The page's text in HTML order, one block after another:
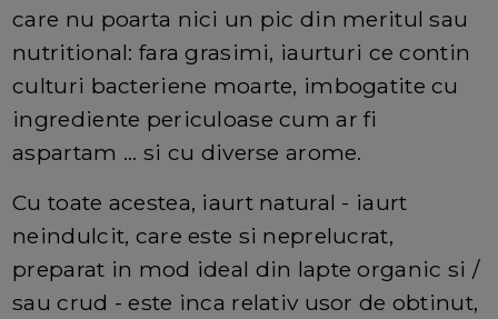
care nu poarta nici un pic din meritul sau
nutritional: fara grasimi, iaurturi ce contin
culturi bacteriene moarte, imbogatite cu
ingrediente periculoase cum ar fi
aspartam ... si cu diverse arome.
Cu toate acestea, iaurt natural - iaurt
neindulcit, care este si neprelucrat,
preparat in mod ideal din lapte organic si /
sau crud - este inca relativ usor de obtinut,